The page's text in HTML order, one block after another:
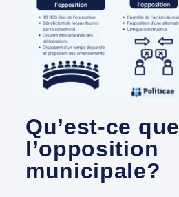
Qu’est-ce que
l’opposition
municipale?